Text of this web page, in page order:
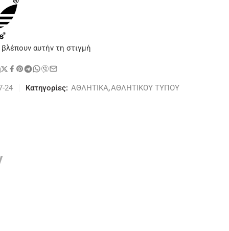
αυτήν τη στιγμή
24 Κατηγορίες: ΑΘΛΗΤΙΚΑ,ΑΘΛΗΤΙΚΟΥ ΤΥΠΟΥ